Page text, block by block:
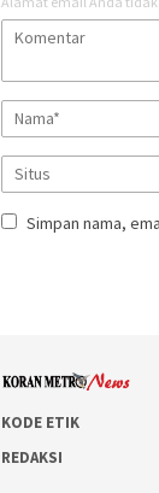
Simpan nama,
KODE ETIK
REDAKSI